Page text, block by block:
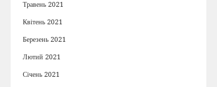
Травень 2021
Квітень 2021
Березень 2021
Лютий 2021
Січень 2021